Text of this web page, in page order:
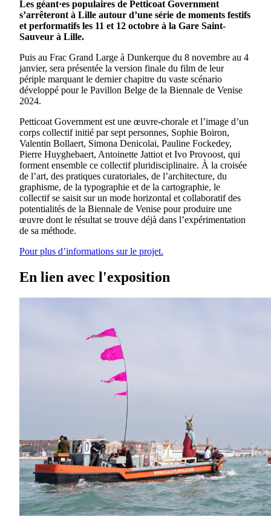
Les géant·es populaires de Petticoat Government
s’arrêteront à Lille autour d’une série de moments festifs
et performatifs les 11 et 12 octobre à la Gare Saint-
Sauveur à Lille.
Puis au Frac Grand Large à Dunkerque du 8 novembre au 4
janvier, sera présentée la version finale du film de leur
périple marquant le dernier chapitre du vaste scénario
développé pour le Pavillon Belge de la Biennale de Venise
2024.
Petticoat Government est une œuvre-chorale et l’image d’un
corps collectif initié par sept personnes, Sophie Boiron,
Valentin Bollaert, Simona Denicolai, Pauline Fockedey,
Pierre Huyghebaert, Antoinette Jattiot et Ivo Provoost, qui
forment ensemble ce collectif pluridisciplinaire. À la croisée
de l’art, des pratiques curatoriales, de l’architecture, du
graphisme, de la typographie et de la cartographie, le
collectif se saisit sur un mode horizontal et collaboratif des
potentialités de la Biennale de Venise pour produire une
œuvre dont le résultat se trouve déjà dans l’expérimentation
de sa méthode.
Pour plus d’informations sur le projet.
En lien avec l'exposition